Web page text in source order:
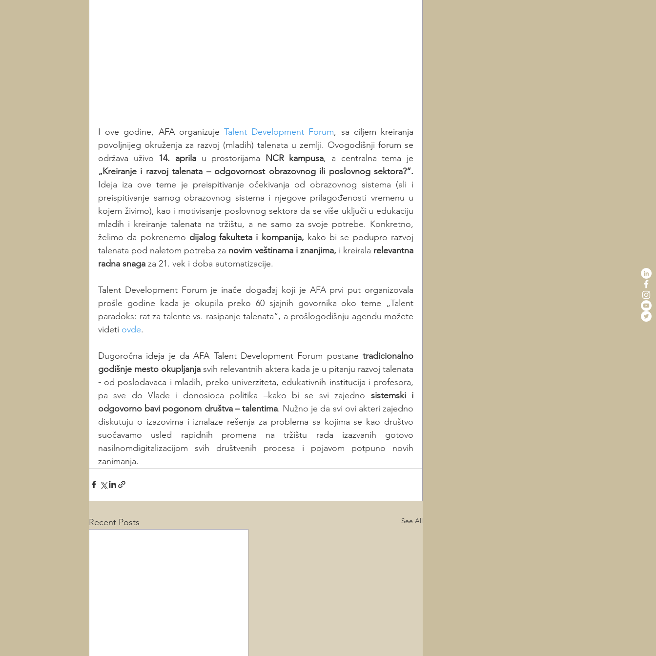
I ove godine, AFA organizuje Talent Development Forum, sa ciljem kreiranja
povoljnijeg okruženja za razvoj (mladih) talenata u zemlji. Ovogodišnji forum se
održava uživo 14. aprila u prostorijama NCR kampusa
„Kreiranje i razvoj talenata – odgovornost obrazovnog ili poslovnog sektora?
Ideja iza ove teme je preispitivanje očekivanja od obrazovnog sistema (ali i
preispitivanje samog obrazovnog sistema i njegove prilagođenosti vremenu u
kojem živimo), kao i motivisanje poslovnog sektora da se više uključi u edukaciju
mladih i kreiranje talenata na tržištu, a ne samo za svoje potrebe. Konkretno,
želimo da pokrenemo dijalog fakulteta i kompanija, kako bi se podupro razvoj
talenata pod naletom potreba za novim veštinama i znanjima, i kreirala relevantna
radna snaga za 21. vek i doba automatizacije.
Talent Development Forum je inače događaj koji je AFA prvi put organizovala
prošle godine kada je okupila preko 60 sjajnih govornika oko teme „Talent
paradoks: rat za talente vs. rasipanje talenata“, a prošlogodišnju agendu možete
videti ovde.
Dugoročna ideja je da AFA Talent Development Forum postane tradicionalno
godišnje mesto okupljanja svih relevantnih aktera kada je u pitanju razvoj talenata
- od poslodavaca i mladih, preko univerziteta, edukativnih institucija i profesora,
pa sve do Vlade i donosioca politika –kako bi se svi zajedno sistemski i
odgovorno bavi pogonom društva – talentima. Nužno je da svi ovi akteri zajedno
diskutuju o izazovima i iznalaze rešenja za problema sa kojima se kao društvo
suočavamo usled rapidnih promena na tržištu rada izazvanih gotovo
nasilnomdigitalizacijom svih društvenih procesa i pojavom potpuno novih
zanimanja.
Recent Posts See All